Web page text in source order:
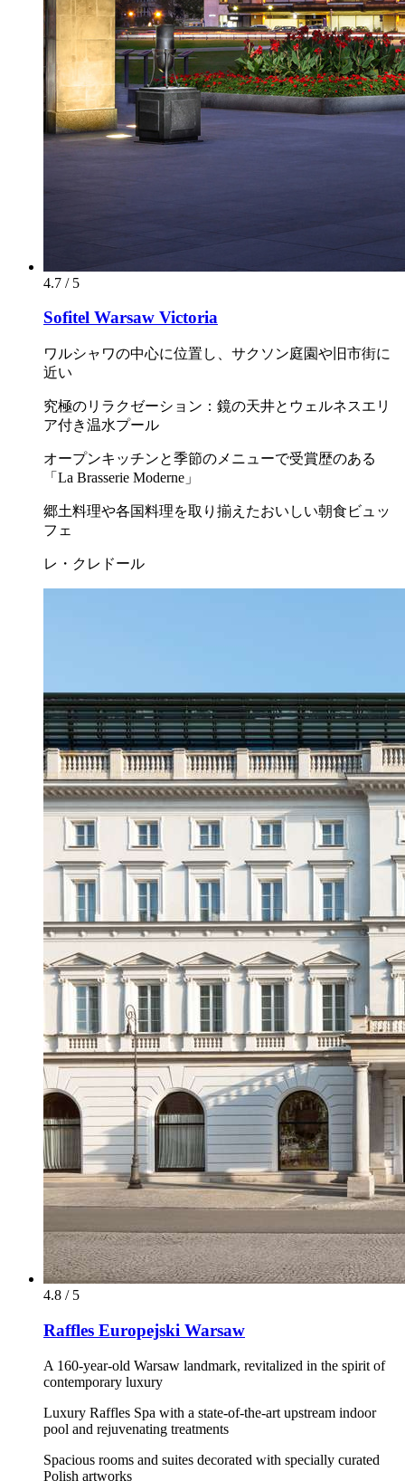
4.7 / 5
Sofitel Warsaw Victoria
ワルシャワの中心に位置し、サクソン庭園や旧市街に
近い
究極のリラクゼーション：鏡の天井とウェルネスエリ
ア付き温水プール
オープンキッチンと季節のメニューで受賞歴のある
「La Brasserie Moderne」
郷土料理や各国料理を取り揃えたおいしい朝食ビュッ
フェ
レ・クレドール
4.8 / 5
Raffles Europejski Warsaw
A 160-year-old Warsaw landmark, revitalized in the spirit of
contemporary luxury
Luxury Raffles Spa with a state-of-the-art upstream indoor
pool and rejuvenating treatments
Spacious rooms and suites decorated with specially curated
Polish artworks